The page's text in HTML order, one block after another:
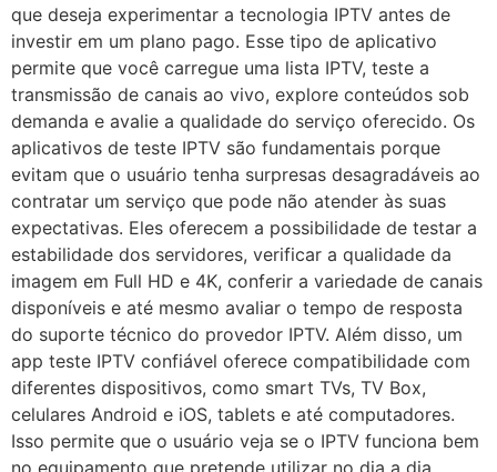
que deseja experimentar a tecnologia IPTV antes de
investir em um plano pago. Esse tipo de aplicativo
permite que você carregue uma lista IPTV, teste a
transmissão de canais ao vivo, explore conteúdos sob
demanda e avalie a qualidade do serviço oferecido. Os
aplicativos de teste IPTV são fundamentais porque
evitam que o usuário tenha surpresas desagradáveis ao
contratar um serviço que pode não atender às suas
expectativas. Eles oferecem a possibilidade de testar a
estabilidade dos servidores, verificar a qualidade da
imagem em Full HD e 4K, conferir a variedade de canais
disponíveis e até mesmo avaliar o tempo de resposta
do suporte técnico do provedor IPTV. Além disso, um
app teste IPTV confiável oferece compatibilidade com
diferentes dispositivos, como smart TVs, TV Box,
celulares Android e iOS, tablets e até computadores.
Isso permite que o usuário veja se o IPTV funciona bem
no equipamento que pretende utilizar no dia a dia,